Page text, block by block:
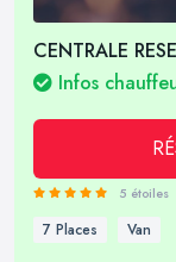
CENTRALE
Infos
5 étoiles
7 Places Van